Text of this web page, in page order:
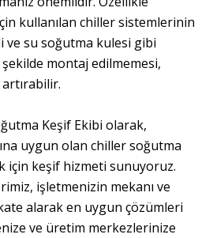
kullanılan chiller sistemlerinin
ve su soğutma kulesi gibi
montaj edilmemesi,
Keşif Ekibi olarak,
uygun olan chiller soğutma
için keşif hizmeti sunuyoruz.
işletmenizin mekanı ve
alarak en uygun çözümleri
ve üretim merkezlerinize